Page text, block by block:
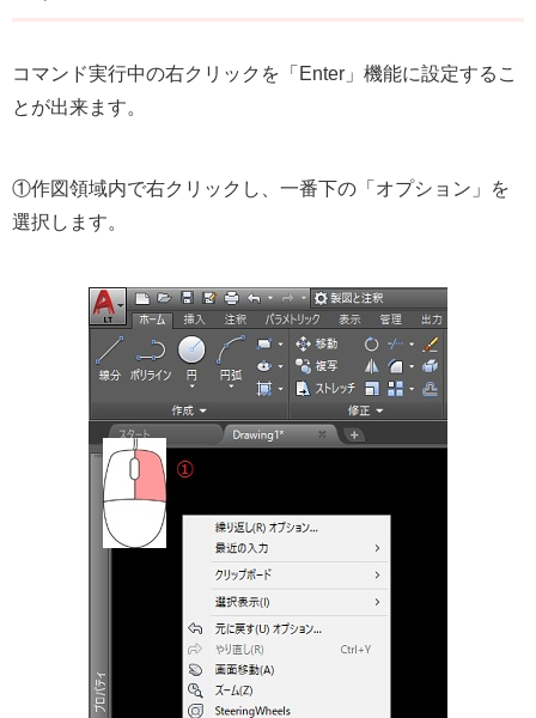
コマンド実行中の右クリックを「Enter」機能に設定するこ
とが出来ます。
①作図領域内で右クリックし、一番下の「オプション」を
選択します。